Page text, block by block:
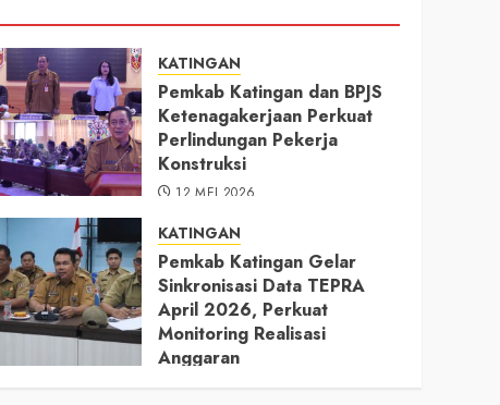
KATINGAN
Pemkab Katingan dan BPJS
Ketenagakerjaan Perkuat
Perlindungan Pekerja
Konstruksi
12 MEI 2026
KATINGAN
Pemkab Katingan Gelar
Sinkronisasi Data TEPRA
April 2026, Perkuat
Monitoring Realisasi
Anggaran
11 MEI 2026